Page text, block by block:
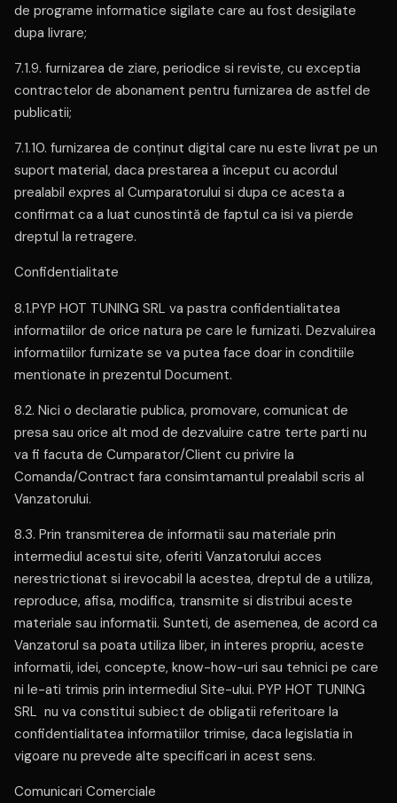
de programe informatice sigilate care au fost desigilate
dupa livrare;
7.1.9. furnizarea de ziare, periodice si reviste, cu exceptia
contractelor de abonament pentru furnizarea de astfel de
publicatii;
7.1.10. furnizarea de conţinut digital care nu este livrat pe un
suport material, daca prestarea a început cu acordul
prealabil expres al Cumparatorului si dupa ce acesta a
confirmat ca a luat cunostintă de faptul ca isi va pierde
dreptul la retragere.
Confidentialitate
8.1.PYP HOT TUNING SRL va pastra confidentialitatea
informatiilor de orice natura pe care le furnizati. Dezvaluirea
informatiilor furnizate se va putea face doar in conditiile
mentionate in prezentul Document.
8.2. Nici o declaratie publica, promovare, comunicat de
presa sau orice alt mod de dezvaluire catre terte parti nu
va fi facuta de Cumparator/Client cu privire la
Comanda/Contract fara consimtamantul prealabil scris al
Vanzatorului.
8.3. Prin transmiterea de informatii sau materiale prin
intermediul acestui site, oferiti Vanzatorului acces
nerestrictionat si irevocabil la acestea, dreptul de a utiliza,
reproduce, afisa, modifica, transmite si distribui aceste
materiale sau informatii. Sunteti, de asemenea, de acord ca
Vanzatorul sa poata utiliza liber, in interes propriu, aceste
informatii, idei, concepte, know-how-uri sau tehnici pe care
ni le-ati trimis prin intermediul Site-ului. PYP HOT TUNING
SRL nu va constitui subiect de obligatii referitoare la
confidentialitatea informatiilor trimise, daca legislatia in
vigoare nu prevede alte specificari in acest sens.
Comunicari Comerciale